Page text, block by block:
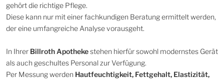
gehört die richtige Pflege.
Diese kann nur mit einer fachkundigen Beratung ermittelt werden,
der eine umfangreiche Analyse vorausgeht.
In Ihrer Billroth Apothekestehen hierfür sowohl modernstes Gerät
als auch geschultes Personal zur Verfügung.
Per Messung werden Hautfeuchtigkeit, Fettgehalt, Elastizität,